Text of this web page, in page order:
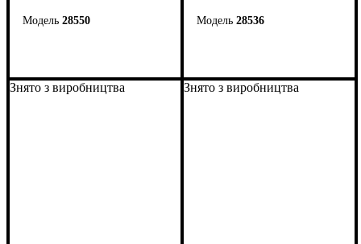
28550
Высота: 43 см
Глубина: 40,6 см
28536
Высота: 48,5 см
Глубина: 38 см
Знято з виробництва Знято з виробництва